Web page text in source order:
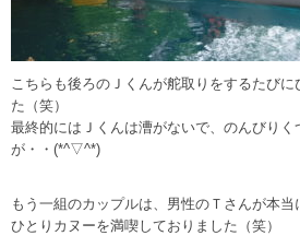
こちらも後ろのＪくんが舵取りをするたび
た（笑）
最終的にはＪくんは漕がないで、のんびりく
が・・(*^▽^*)
もう一組のカップルは、男性のＴさんが本当
ひとりカヌーを満喫しておりました（笑）